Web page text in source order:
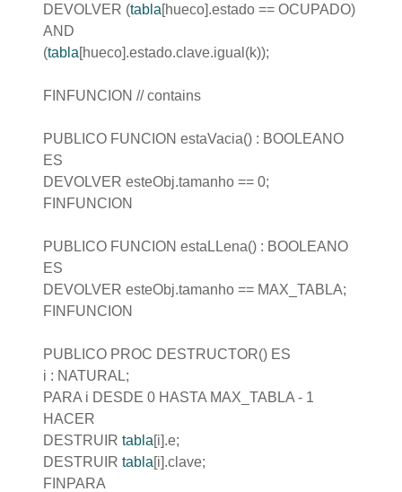
DEVOLVER (tabla[hueco].estado == OCUPADO)
AND
(tabla[hueco].estado.clave.igual(k));
FINFUNCION // contains
PUBLICO FUNCION estaVacia() : BOOLEANO
ES
DEVOLVER esteObj.tamanho == 0;
FINFUNCION
PUBLICO FUNCION estaLLena() : BOOLEANO
ES
DEVOLVER esteObj.tamanho == MAX_TABLA;
FINFUNCION
PUBLICO PROC DESTRUCTOR() ES
i : NATURAL;
PARA i DESDE 0 HASTA MAX_TABLA - 1
HACER
DESTRUIR tabla[i].e;
DESTRUIR tabla[i].clave;
FINPARA